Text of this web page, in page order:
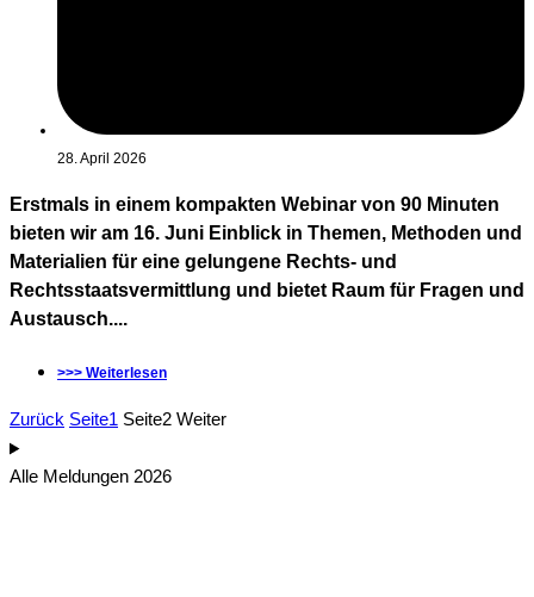
28. April 2026
Erstmals in einem kompakten Webinar von 90 Minuten
bieten wir am 16. Juni Einblick in Themen, Methoden und
Materialien für eine gelungene Rechts- und
Rechtsstaatsvermittlung und bietet Raum für Fragen und
Austausch....
>>> Weiterlesen
Zurück Seite1 Seite2 Weiter
Alle Meldungen 2026